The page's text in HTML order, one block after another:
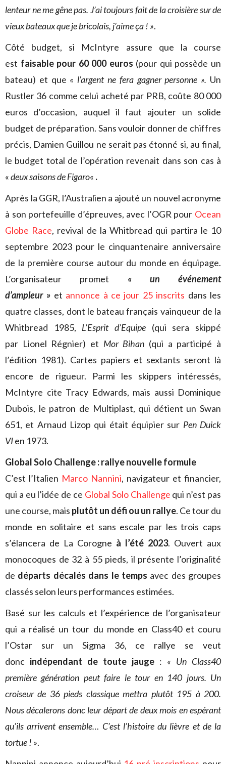
lenteur ne me gêne pas. J’ai toujours fait de la croisière sur de
vieux bateaux que je bricolais, j’aime ça ! ».
Côté budget, si McIntyre assure que la course
est faisable pour 60 000 euros (pour qui possède un
bateau) et que « l’argent ne fera gagner personne ». Un
Rustler 36 comme celui acheté par PRB, coûte 80 000
euros d’occasion, auquel il faut ajouter un solide
budget de préparation. Sans vouloir donner de chiffres
précis, Damien Guillou ne serait pas étonné si, au final,
le budget total de l’opération revenait dans son cas à
«deux saisons de Figaro« .
Après la GGR, l’Australien a ajouté un nouvel acronyme
à son portefeuille d’épreuves, avec l’OGR pour Ocean
Globe Race, revival de la Whitbread qui partira le 10
septembre 2023 pour le cinquantenaire anniversaire
de la première course autour du monde en équipage.
L’organisateur promet « un événement
d’ampleur » et annonce à ce jour 25 inscrits dans les
quatre classes, dont le bateau français vainqueur de la
Whitbread 1985, L’Esprit d’Equipe (qui sera skippé
par Lionel Régnier) et Mor Bihan (qui a participé à
l’édition 1981). Cartes papiers et sextants seront là
encore de rigueur. Parmi les skippers intéressés,
McIntyre cite Tracy Edwards, mais aussi Dominique
Dubois, le patron de Multiplast, qui détient un Swan
651, et Arnaud Lizop qui était équipier sur Pen Duick
VIen 1973.
Global Solo Challenge : rallye nouvelle formule
C’est l’Italien Marco Nannini, navigateur et financier,
qui a eu l’idée de ce Global Solo Challenge qui n’est pas
une course, mais plutôt un défi ou un rallye. Ce tour du
monde en solitaire et sans escale par les trois caps
s’élancera de La Corogne à l’été 2023. Ouvert aux
monocoques de 32 à 55 pieds, il présente l’originalité
de départs décalés dans le temps avec des groupes
classés selon leurs performances estimées.
Basé sur les calculs et l’expérience de l’organisateur
qui a réalisé un tour du monde en Class40 et couru
l’Ostar sur un Sigma 36, ce rallye se veut
donc indépendant de toute jauge : « Un Class40
première génération peut faire le tour en 140 jours. Un
croiseur de 36 pieds classique mettra plutôt 195 à 200.
Nous décalerons donc leur départ de deux mois en espérant
qu’ils arrivent ensemble… C’est l’histoire du lièvre et de la
tortue ! ».